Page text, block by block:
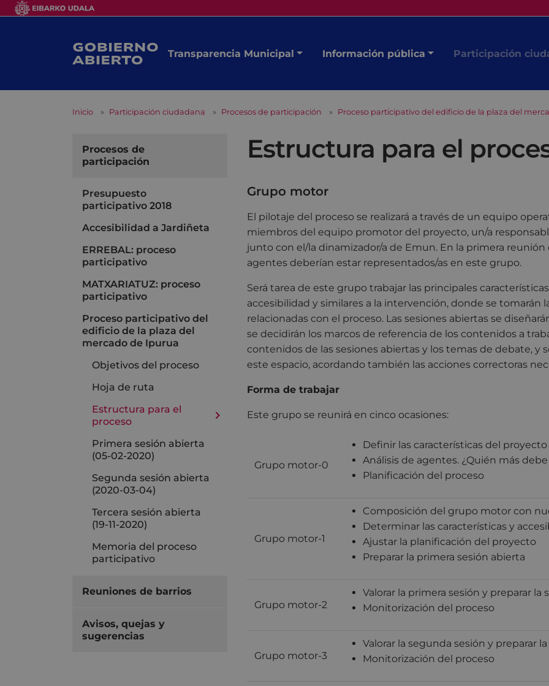
Transparencia Municipal Información pública Participación
Inicio Participación ciudadana Procesos de participación Proceso participativo del edificio de la plaza del
Estructura para el
Grupo motor
El pilotaje del proceso se realizará a través de un equipo
miembros del equipo promotor del proyecto, un/a
junto con el/la dinamizador/a de Emun. En la primera
agentes deberían estar representados/as en este grupo.
Será tarea de este grupo trabajar las principales
accesibilidad y similares a la intervención, donde se tomarán
relacionadas con el proceso. Las sesiones abiertas se
se decidirán los marcos de referencia de los contenidos a
contenidos de las sesiones abiertas y los temas de debate, y
este espacio, acordando también las acciones correctoras
Forma de trabajar
Este grupo se reunirá en cinco ocasiones:
Grupo motor-0
Definir las características del proyecto
Análisis de agentes. ¿Quién más
Planificación del proceso
Grupo motor-1
Composición del grupo motor con
Determinar las características y
Ajustar la planificación del proyecto
Preparar la primera sesión abierta
Grupo motor-2
Valorar la primera sesión y preparar la
Monitorización del proceso
Grupo motor-3
Valorar la segunda sesión y preparar
Monitorización del proceso
Procesos de
participación
Presupuesto
participativo 2018
Accesibilidad a Jardiñeta
ERREBAL: proceso
participativo
MATXARIATUZ: proceso
participativo
Proceso participativo del
edificio de la plaza del
mercado de Ipurua
Objetivos del proceso
Hoja de ruta
Estructura para el
proceso
Primera sesión abierta
(05-02-2020)
Segunda sesión abierta
(2020-03-04)
Tercera sesión abierta
(19-11-2020)
Memoria del proceso
participativo
Reuniones de barrios
Avisos, quejas y
sugerencias